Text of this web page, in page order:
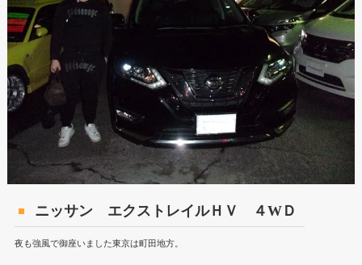
ニッサン エクストレイルＨＶ ４WＤ
夜も強風で御座いました東京は町田地方。